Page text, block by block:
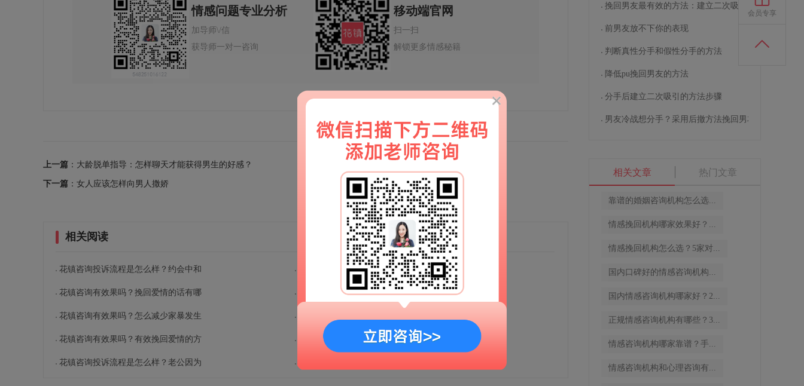
情感问题专业分析
加导师\/信
获导师一对一咨询
移动端官网
扫一扫
解锁更多情感秘籍
上一篇 ：大龄脱单指导：怎样聊天才能获得男生的好感？
下一篇 ：女人应该怎样向男人撒娇
相关阅读
花镇咨询投诉流程是怎么样？约会中和
花镇咨询有效果吗？挽回爱情的话有哪
花镇咨询有效果吗？怎么减少家暴发生
花镇咨询有效果吗？有效挽回爱情的方
花镇咨询投诉流程是怎么样？老公因为
花镇咨询有效果吗？怎么做可以挽回爱
曝光花镇情感机构：婚后怎么让老公更
花镇退款流程是怎么样？挽回爱情的时
挽回男友最有效的方法：建立二次吸引
前男友放不下你的表现
判断真性分手和假性分手的方法
降低pu挽回男友的方法
分手后建立二次吸引的方法步骤
男友冷战想分手？采用后撤方法挽回男友
相关文章 热门文章
靠谱的婚姻咨询机构怎么选...
情感挽回机构哪家效果好？...
情感挽回机构怎么选？5家对...
国内口碑好的情感咨询机构...
国内情感咨询机构哪家好？2...
正规情感咨询机构有哪些？3...
情感咨询机构哪家靠谱？手...
情感咨询机构和心理咨询有...
会员专享